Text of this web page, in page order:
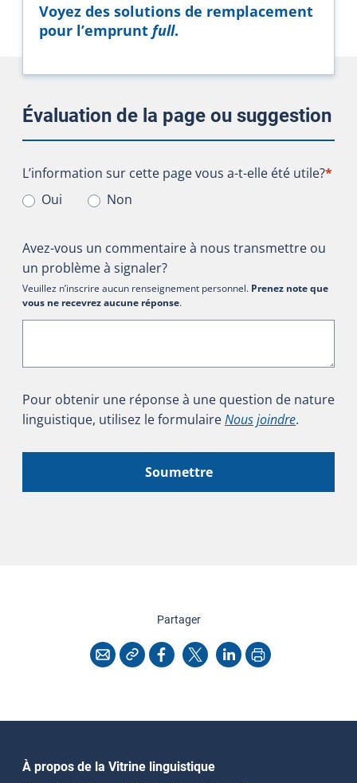
Voyez des solutions de remplacement
pour l’emprunt full.
Évaluation de la page ou suggestion
L’information sur cette page vous a-t-elle été utile?
L’information sur cette page vous a-t-elle été utile?*
Oui
Non
Avez-vous un commentaire à nous transmettre ou
un problème à signaler?
Veuillez n’inscrire aucun renseignement personnel. Prenez note que
vous ne recevrez aucune réponse.
Pour obtenir une réponse à une question de nature
linguistique, utilisez le formulaireNous joindre.
Soumettre
Partagercette page
CourrielCopier l'adresse
Facebook
X LinkedInImprimer
Navigation principale
À propos de la Vitrine linguistique